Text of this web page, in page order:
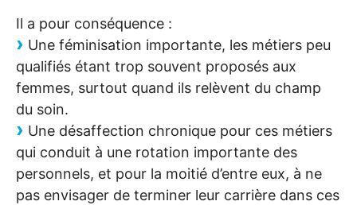
Il a pour conséquence :
Une féminisation importante, les métiers peu
qualifiés étant trop souvent proposés aux
femmes, surtout quand ils relèvent du champ
du soin.
Une désaffection chronique pour ces métiers
qui conduit à une rotation importante des
personnels, et pour la moitié d’entre eux, à ne
pas envisager de terminer leur carrière dans ces